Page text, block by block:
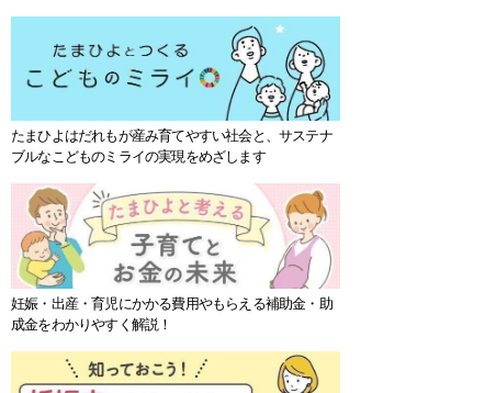
たまひよはだれもが産み育てやすい社会と、サステナ
ブルなこどものミライの実現をめざします
妊娠・出産・育児にかかる費用やもらえる補助金・助
成金をわかりやすく解説！